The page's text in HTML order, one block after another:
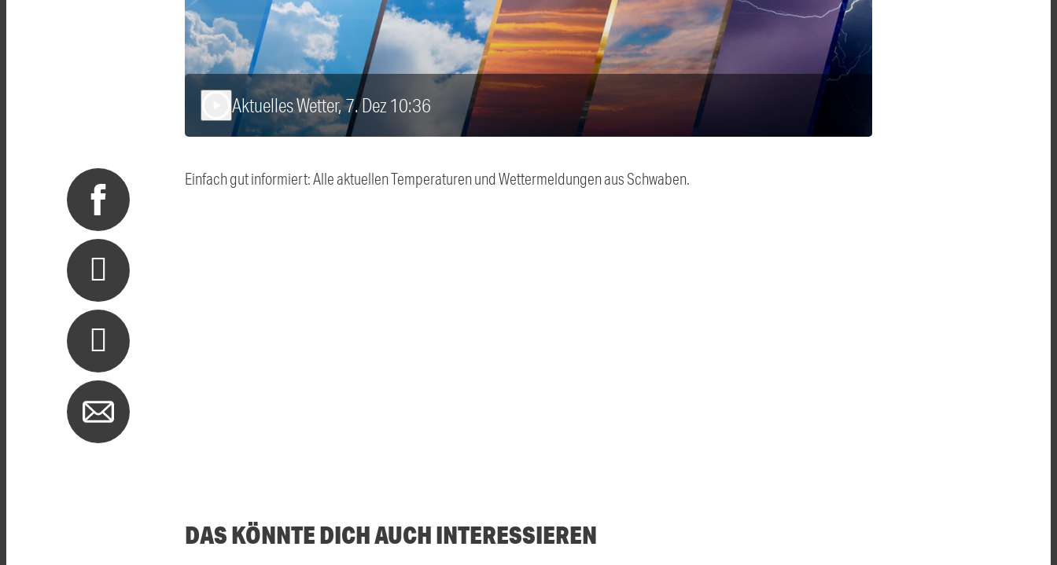
Aktuelles Wetter, 7. Dez 10:36
Einfach gut informiert: Alle aktuellen Temperaturen und Wettermeldungen aus Schwaben.
DAS KÖNNTE DICH AUCH INTERESSIEREN